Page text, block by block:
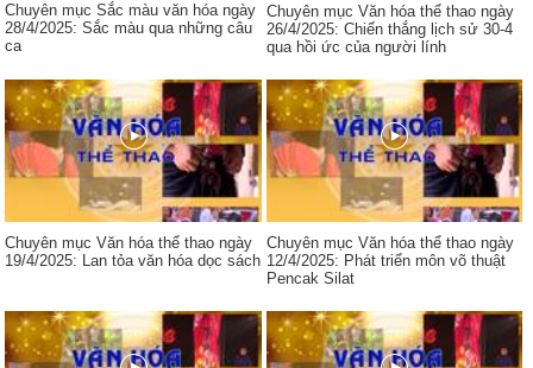
Chuyên mục Sắc màu văn hóa ngày
28/4/2025: Sắc màu qua những câu
ca
Chuyên mục Văn hóa thể thao ngày
26/4/2025: Chiến thắng lịch sử 30-4
qua hồi ức của người lính
Chuyên mục Văn hóa thể thao ngày
19/4/2025: Lan tỏa văn hóa dọc sách
Chuyên mục Văn hóa thể thao ngày
12/4/2025: Phát triển môn võ thuật
Pencak Silat